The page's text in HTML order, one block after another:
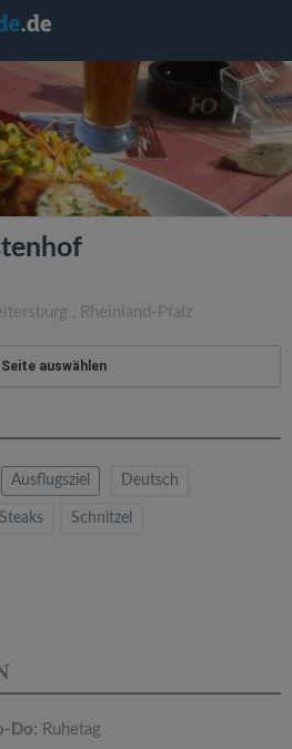
, Rheinland-Pfalz
Seite auswählen
Ausflugsziel Deutsch
Steaks Schnitzel
Do: Ruhetag